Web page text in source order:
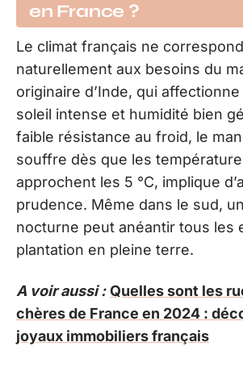
en France ?
Le climat français ne
naturellement aux besoins du
originaire d’Inde, qui
soleil intense et humidité bien
faible résistance au froid, le
souffre dès que les
approchent les 5 °C, implique
prudence. Même dans le sud,
nocturne peut anéantir tous les
plantation en pleine terre.
A voir aussi : Quelles sont les
chères de France en 2024 :
joyaux immobiliers français